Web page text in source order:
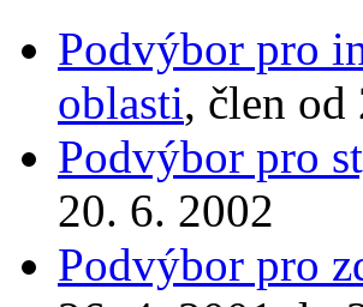
Podvýbor pro
oblasti, člen od
Podvýbor pro
20. 6. 2002
Podvýbor pro